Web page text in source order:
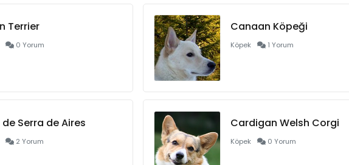
Terrier
0 Yorum
Canaan Köpeği
Köpek 1 Yorum
Serra de Aires
2 Yorum
Cardigan Welsh Corgi
Köpek 0 Yorum